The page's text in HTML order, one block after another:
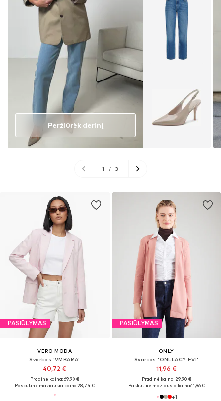
PASIŪLYMAS
VERO MODA
Švarkas 'VMBARIA'
40,72 €
Pradinė kaina: 69,90 €
Paskutinė mažiausia kaina:28,74 €
PASIŪLYMAS
ONLY
Švarkas 'ONLLACY-EVI'
11,96 €
Pradinė kaina: 29,90 €
Paskutinė mažiausia kaina:11,96 €
+1
Peržiūrėk derinį
1 / 3